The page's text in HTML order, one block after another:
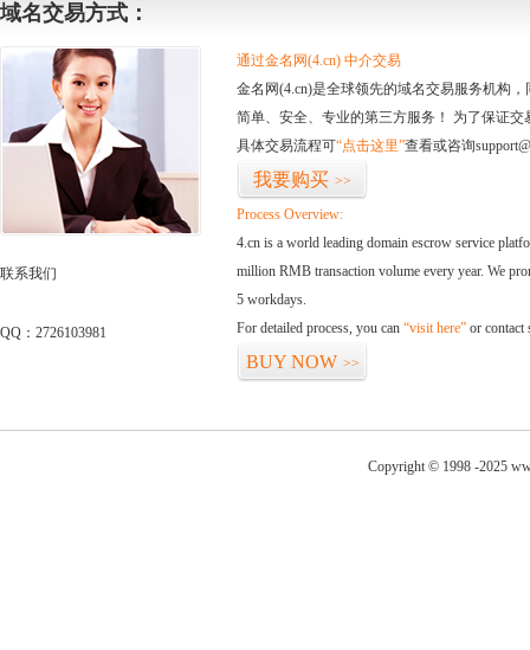
域名交易方式：
联系我们
QQ：2726103981
通过金名网(4.cn) 中介交易
金名网(4.cn)是全球领先的域名交易服务机构
简单、安全、专业的第三方服务！ 为了保证
具体交易流程可“点击这里”查看或咨询
我要购买 >>
Process Overview:
4.cn is a world leading domain escrow service
million RMB transaction volume every year. We
5 workdays.
For detailed process, you can “visit here” or contact
BUY NOW >>
Copyright © 1998 -2025